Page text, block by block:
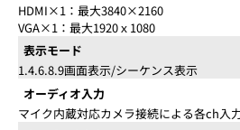
HDMI×1：最大3840×2160
VGA×1：最大1920ｘ1080
表示モード
1.4.6.8.9画面表示/シーケンス表示
オーディオ入力
マイク内蔵対応カメラ接続による各ch入